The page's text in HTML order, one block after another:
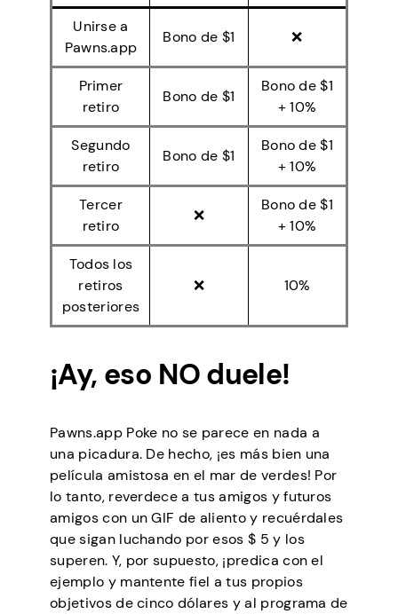
Unirse a
Pawns.app
Bono de $1 ❌
Primer
retiro
Bono de $1
Bono de $1
+ 10%
Segundo
retiro
Bono de $1
Bono de $1
+ 10%
Tercer
retiro
❌
Bono de $1
+ 10%
Todos los
retiros
posteriores
❌ 10%
¡Ay, eso NO duele!
Pawns.app Poke no se parece en nada a
una picadura. De hecho, ¡es más bien una
película amistosa en el mar de verdes! Por
lo tanto, reverdece a tus amigos y futuros
amigos con un GIF de aliento y recuérdales
que sigan luchando por esos $ 5 y los
superen. Y, por supuesto, ¡predica con el
ejemplo y mantente fiel a tus propios
objetivos de cinco dólares y al programa de